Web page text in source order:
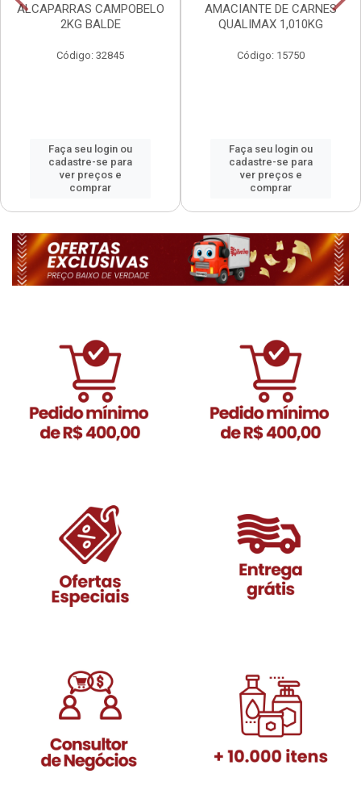
ALCAPARRAS CAMPOBELO
2KG BALDE
Código: 32845
Faça seu login ou
cadastre-se para
ver preços e
comprar
AMACIANTE DE CARNES
QUALIMAX 1,010KG
Código: 15750
Faça seu login ou
cadastre-se para
ver preços e
comprar